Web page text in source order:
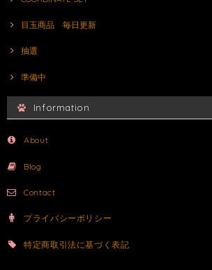
目玉商品 毎日更新
抽選
準備中
Information
About
Blog
Contact
プライバシーポリシー
特定商取引法に基づく表記